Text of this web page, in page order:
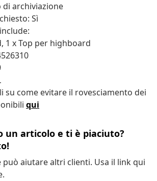
di archiviazione
Sì
1 x Top per highboard
su come evitare il rovesciamento dei
qui
un articolo e ti è piaciuto?
può aiutare altri clienti. Usa il link qui